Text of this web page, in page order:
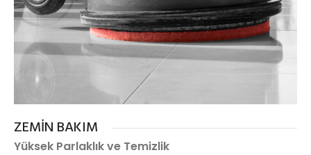
ZEMİN BAKIM
Yüksek Parlaklık ve Temizlik